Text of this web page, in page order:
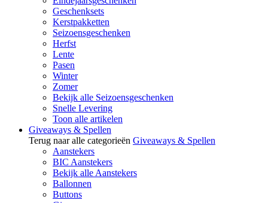
Geschenksets
Kerstpakketten
Seizoensgeschenken
Herfst
Lente
Pasen
Winter
Zomer
Bekijk alle Seizoensgeschenken
Snelle Levering
Toon alle artikelen
Giveaways & Spellen
Terug naar alle categorieën Giveaways & Spellen
Aanstekers
BIC Aanstekers
Bekijk alle Aanstekers
Ballonnen
Buttons